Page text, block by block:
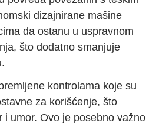
dizajnirane mašine
da ostanu u uspravnom
što dodatno smanjuje
kontrolama koje su
za korišćenje, što
i umor. Ovo je posebno važno